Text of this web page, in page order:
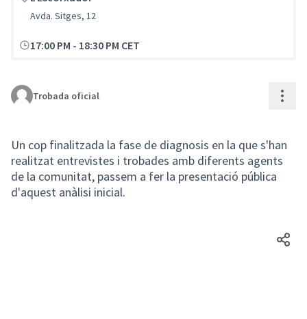
Avda. Sitges, 12
17:00 PM - 18:30 PM CET
Trobada oficial
Un cop finalitzada la fase de diagnosis en la que s'han
realitzat entrevistes i trobades amb diferents agents
de la comunitat, passem a fer la presentació pública
d'aquest anàlisi inicial.